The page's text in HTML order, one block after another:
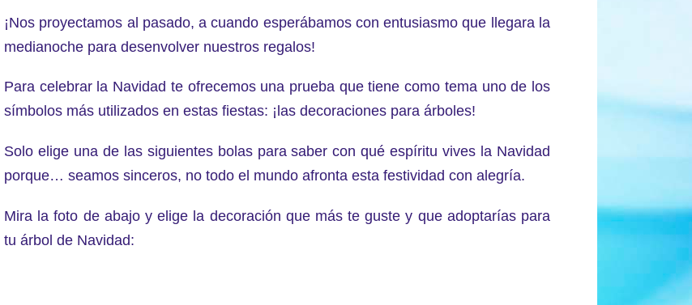
¡Nos proyectamos al pasado, a cuando esperábamos con entusiasmo que llegara la
medianoche para desenvolver nuestros regalos!
Para celebrar la Navidad te ofrecemos una prueba que tiene como tema uno de los
símbolos más utilizados en estas fiestas: ¡las decoraciones para árboles!
Solo elige una de las siguientes bolas para saber con qué espíritu vives la Navidad
porque… seamos sinceros, no todo el mundo afronta esta festividad con alegría.
Mira la foto de abajo y elige la decoración que más te guste y que adoptarías para
tu árbol de Navidad: